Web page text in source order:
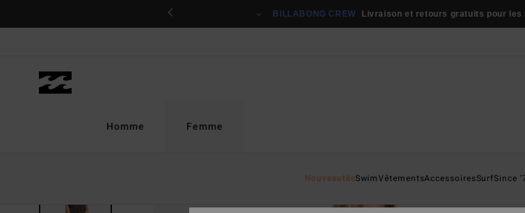
BILLABONG CREW Livraison et retours gratuits pour les
Homme Femme
NouveautésSwimVêtementsAccessoiresSurfSince